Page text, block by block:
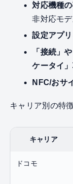
対応機種
非対応モデ
設定アプリ
「接続」
ケータイ
NFC/おサ
キャリア別の特
キャリア
ドコモ